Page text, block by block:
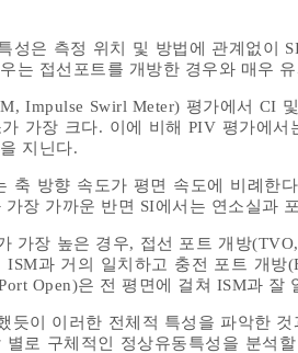
성은 측정 위치 및 방법에 관계없이
는 접선포트를 개방한 경우와 매우
Impulse Swirl Meter) 평가에서 CI
가장 크다. 이에 비해 PIV 평가에
지닌다.
축 방향 속도가 평면 속도에 비례한
장 가까운 반면 SI에서는 연소실과
가장 높은 경우, 접선 포트 개방
ISM과 거의 일치하고 충전 포트 개
Open)은 전 평면에 걸쳐 ISM과 잘
듯이 이러한 전체적 특성을 파악한
로 구체적인 정상유동특성을 분석